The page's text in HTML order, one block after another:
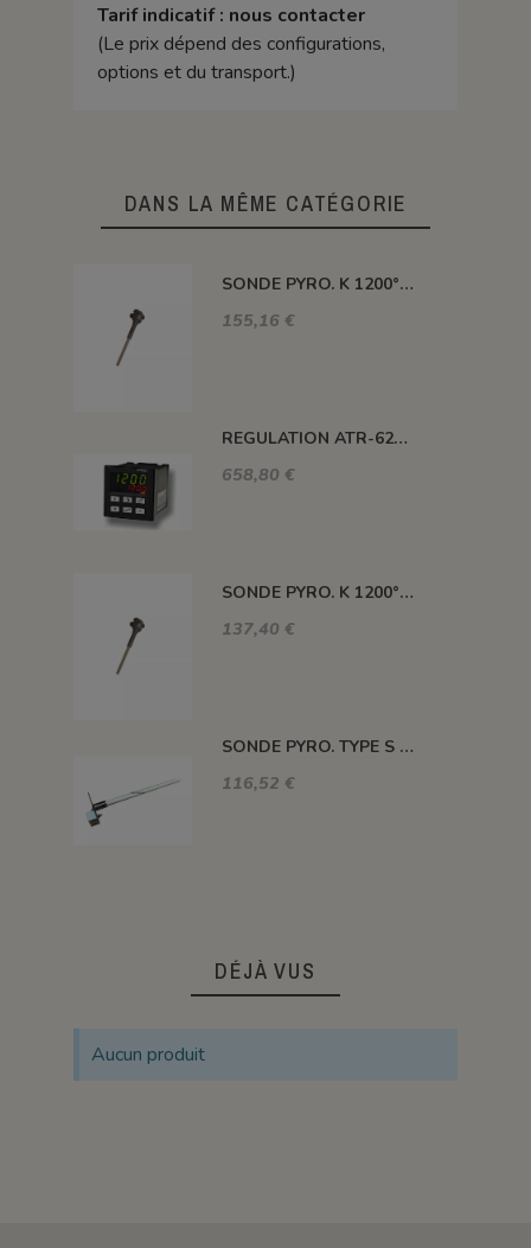
Tarif indicatif : nous contacter
(Le prix dépend des configurations,
options et du transport.)
DANS LA MÊME CATÉGORIE
SONDE PYRO. K 1200° 300MM AVEC TETE
155,16 €
REGULATION ATR-621 13 ABC-T
658,80 €
SONDE PYRO. K 1200° 220MM AVEC TETE
137,40 €
SONDE PYRO. TYPE S 1400° 120MM SANS TETE
116,52 €
DÉJÀ VUS
Aucun produit